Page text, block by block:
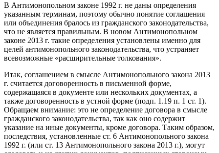
В Антимонопольном законе 1992 г. не даны определения
указанным терминам, поэтому обычно понятие соглашения
или объединения бралось из гражданского законодательства,
что не является правильным. В новом Антимонопольном
законе 2013 г. такие определения установлены именно для
целей антимонопольного законодательства, что устраняет
всевозможные «расширительные толкования».
Итак, соглашением в смысле Антимонопольного закона 2013
г. считается договоренность в письменной форме,
содержащаяся в документе или нескольких документах, а
также договоренность в устной форме (подп. 1.19 п. 1 ст. 1).
Обращаем внимание: это не определение договора в смысле
гражданского законодательства, так как оно содержит
указание на иные документы, кроме договора. Таким образом,
последствия, установленные ст. 6 Антимонопольного закона
1992 г. (или ст. 13 Антимонопольного закона 2013 г.), могут